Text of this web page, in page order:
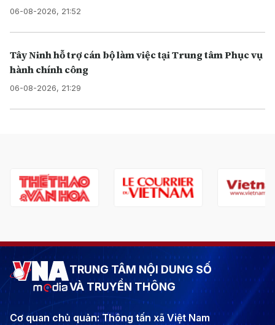
06-08-2026, 21:52
Tây Ninh hỗ trợ cán bộ làm việc tại Trung tâm Phục vụ
hành chính công
06-08-2026, 21:29
TRUNG TÂM NỘI DUNG SỐ
VÀ TRUYỀN THÔNG
Cơ quan chủ quản: Thông tấn xã Việt Nam